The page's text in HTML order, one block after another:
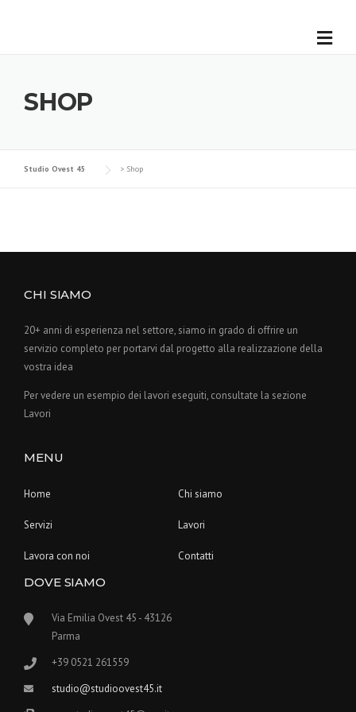
SHOP
Studio Ovest 45 > Shop
CHI SIAMO
20+ anni di esperienza nel settore, siamo in grado di offrire un
servizio completo per portarvi dal progetto alla realizzazione della
vostra idea
Per vedere un esempio dei lavori eseguiti, consultate la sezione
Lavori
MENU
Home Chi siamo
Servizi Lavori
Lavora con noi Contatti
DOVE SIAMO
Via Emilia Ovest 45 - 43126
Parma
+39 0521 261559
studio@studioovest45.it